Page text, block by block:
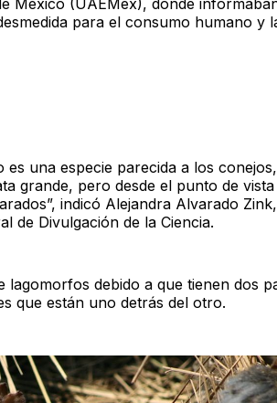
para el consumo humano y
es una especie parecida a los
grande, pero desde el punto de vista
indicó Alejandra Alvarado Zink,
de Divulgación de la Ciencia.
lagomorfos debido a que tienen dos
que están uno detrás del otro.